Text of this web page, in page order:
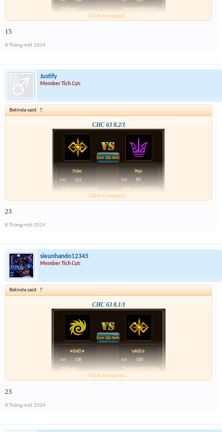
Click to expand...
15
8 Tháng một 2024
Justify
Member Tích Cực
Belinda said: ↑
CHC 63 8.2/1
Click to expand...
23
8 Tháng một 2024
sieunhando12345
Member Tích Cực
Belinda said: ↑
CHC 63 8.1/1
Click to expand...
23
8 Tháng một 2024